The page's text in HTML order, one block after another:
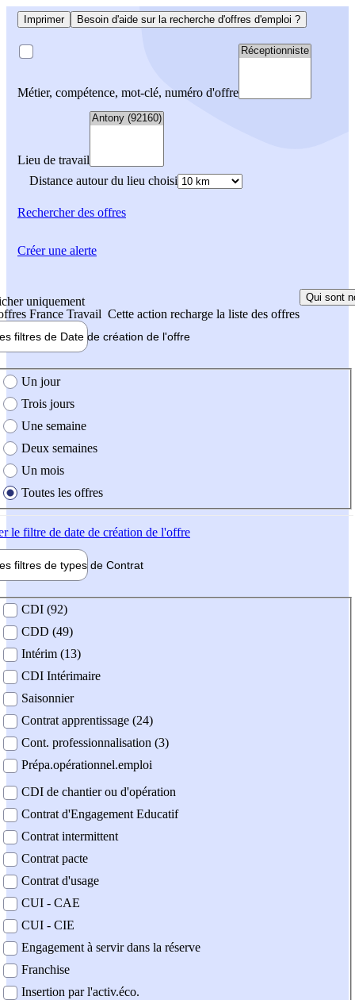
Imprimer Besoin d'aide sur la recherche d'offres d'emploi ?
Métier, compétence, mot-clé, numéro d'offre
Lieu de travail
Distance autour du lieu choisi
Rechercherdes offres
uniquement
France Travail Cette action recharge la liste des offres
Qui sont
filtres de Date de création de l'offre
création de l'offre
Un jour
Trois jours
Une semaine
Deux semaines
Un mois
Toutes les offres
le filtre de date de création de l'offre
filtres de types de Contrat
contrat
CDI (92)
CDD (49)
Intérim (13)
CDI Intérimaire
Saisonnier
Contrat apprentissage (24)
Cont. professionnalisation (3)
Prépa.opérationnel.emploi
CDI de chantier ou d'opération
Contrat d'Engagement Educatif
Contrat intermittent
Contrat pacte
Contrat d'usage
CUI - CAE
CUI - CIE
Engagement à servir dans la réserve
Franchise
Insertion par l'activ.éco.
Créer une alerte